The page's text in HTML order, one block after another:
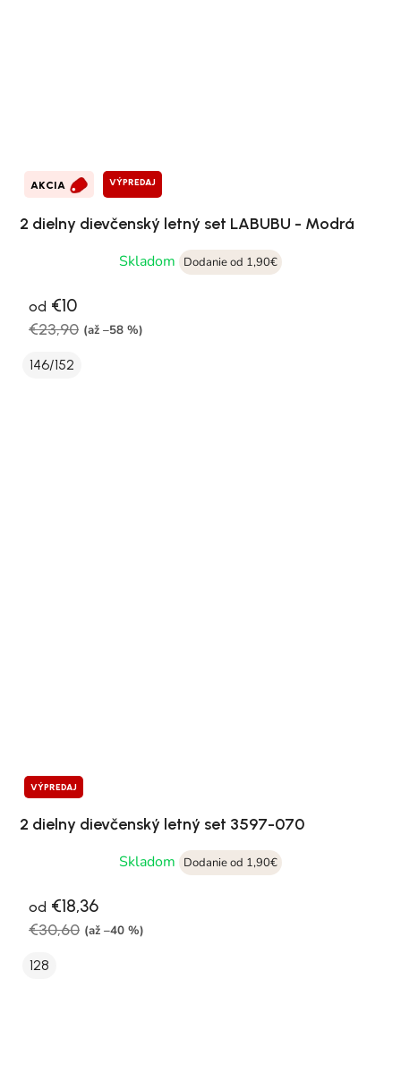
AKCIA VÝPREDAJ
2 dielny dievčenský letný set LABUBU - Modrá
Skladom
Dodanie od 1,90€
od €10
€23,90 (až –58 %)
146/152
VÝPREDAJ
2 dielny dievčenský letný set 3597-070
Skladom
Dodanie od 1,90€
od €18,36
€30,60 (až –40 %)
128